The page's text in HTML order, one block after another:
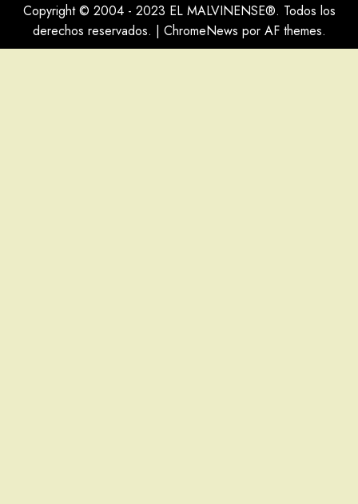
Copyright © 2004 - 2023 EL MALVINENSE®. Todos los
derechos reservados. | ChromeNews por AF themes.